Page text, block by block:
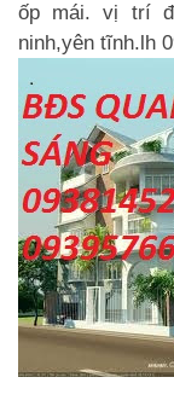
ốp mái. vị trí
ninh,yên tĩnh.lh